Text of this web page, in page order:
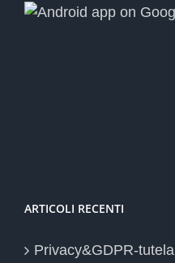
ARTICOLI RECENTI
Privacy&GDPR-